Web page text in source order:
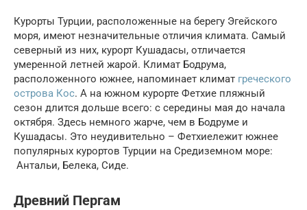
Курорты Турции, расположенные на берегу Эгейского
моря, имеют незначительные отличия климата. Самый
северный из них, курорт Кушадасы, отличается
умеренной летней жарой. Климат Бодрума,
расположенного южнее, напоминает климат греческого
острова Кос. А на южном курорте Фетхие пляжный
сезон длится дольше всего: с середины мая до начала
октября. Здесь немного жарче, чем в Бодруме и
Кушадасы. Это неудивительно – Фетхиележит южнее
популярных курортов Турции на Средиземном море:
Антальи, Белека, Сиде.
Древний Пергам